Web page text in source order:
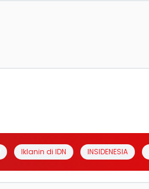
Iklanin di IDN INSIDENESIA